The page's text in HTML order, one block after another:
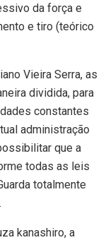
da força e
e tiro (teórico
Vieira Serra, as
dividida, para
constantes
administração
que a
todas as leis
totalmente
kanashiro, a